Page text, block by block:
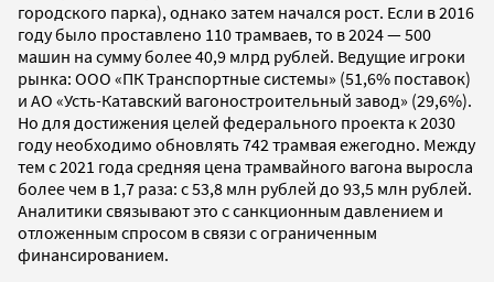
городского парка), однако затем начался рост. Если в 2016
году было проставлено 110 трамваев, то в 2024 — 500
машин на сумму более 40,9 млрд рублей. Ведущие игроки
рынка: ООО «ПК Транспортные системы» (51,6% поставок)
и АО «Усть-Катавский вагоностроительный завод» (29,6%).
Но для достижения целей федерального проекта к 2030
году необходимо обновлять 742 трамвая ежегодно. Между
тем с 2021 года средняя цена трамвайного вагона выросла
более чем в 1,7 раза: с 53,8 млн рублей до 93,5 млн рублей.
Аналитики связывают это с санкционным давлением и
отложенным спросом в связи с ограниченным
финансированием.